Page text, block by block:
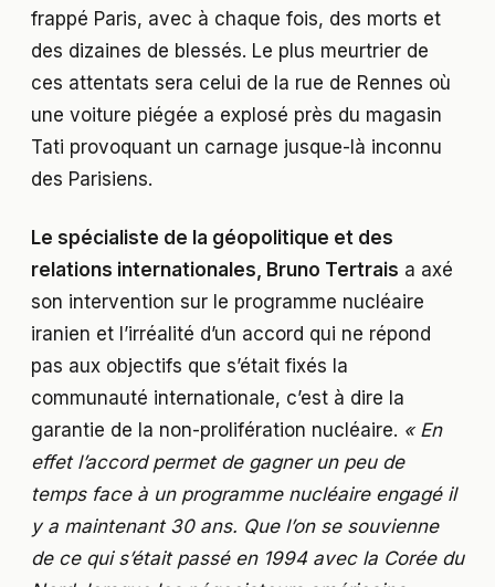
frappé Paris, avec à chaque fois, des morts et
des dizaines de blessés. Le plus meurtrier de
ces attentats sera celui de la rue de Rennes où
une voiture piégée a explosé près du magasin
Tati provoquant un carnage jusque-là inconnu
des Parisiens.
Le spécialiste de la géopolitique et des
relations internationales, Bruno Tertrais a axé
son intervention sur le programme nucléaire
iranien et l’irréalité d’un accord qui ne répond
pas aux objectifs que s’était fixés la
communauté internationale, c’est à dire la
garantie de la non-prolifération nucléaire. « En
effet l’accord permet de gagner un peu de
temps face à un programme nucléaire engagé il
y a maintenant 30 ans. Que l’on se souvienne
de ce qui s’était passé en 1994 avec la Corée du